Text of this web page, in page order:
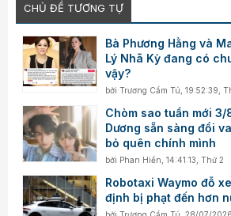
CHỦ ĐỀ TƯƠNG TỰ
Bà Phương Hằng và
Lý Nhã Kỳ đang có
vậy?
bởiTrương Cẩm Tú ,19:52:39,
Chòm sao tuần mới
Dương sẵn sàng đổi
bỏ quên chính mình
bởi Phan Hiền ,14:41:13, Thứ 2
Robotaxi Waymo đỗ
định bị phạt đến hơn